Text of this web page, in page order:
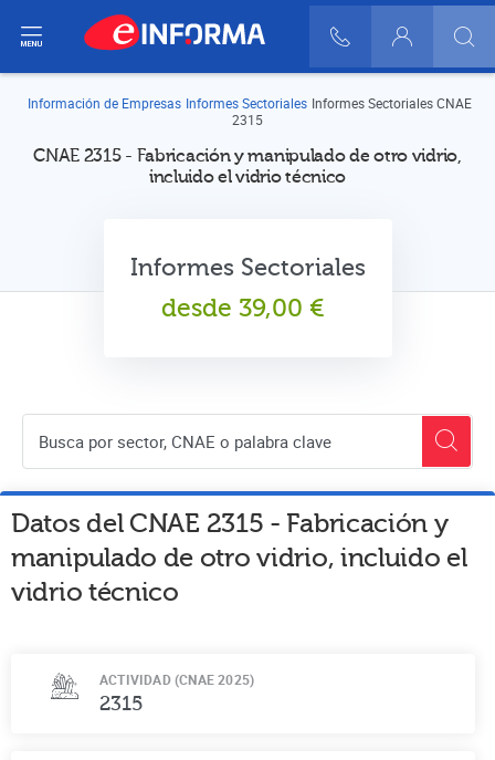
900 10 30 20
Login
Información de Empresas Informes Sectoriales Informes Sectoriales CNAE
2315
CNAE 2315 - Fabricación y manipulado de otro vidrio,
incluido el vidrio técnico
Informes Sectoriales
desde 39,00 €
Datos del CNAE 2315 - Fabricación y
manipulado de otro vidrio, incluido el
vidrio técnico
ACTIVIDAD (CNAE 2025)
2315